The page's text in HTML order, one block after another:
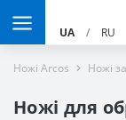
UA / RU
Ножі Arcos Ножі
Ножі для